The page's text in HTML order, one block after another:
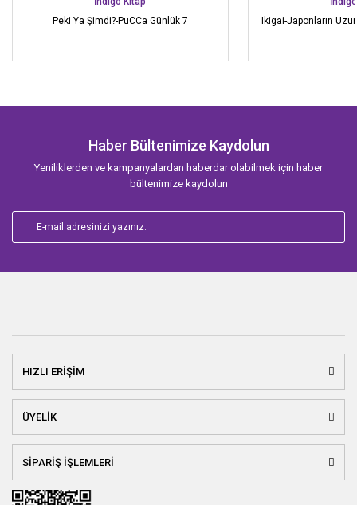
Peki Ya Şimdi?-PuCCa Günlük 7
Ikigai-Japonların
Haber Bültenimize Kaydolun
Yeniliklerden ve kampanyalardan haberdar olabilmek için haber
bültenimize kaydolun
HIZLI ERİŞİM
ÜYELİK
SİPARİŞ İŞLEMLERİ